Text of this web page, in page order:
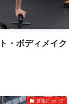
・ボディメイク
営業について